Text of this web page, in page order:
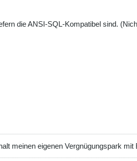
die ANSI-SQL-Kompatibel sind.
meinen eigenen Vergnügungspark